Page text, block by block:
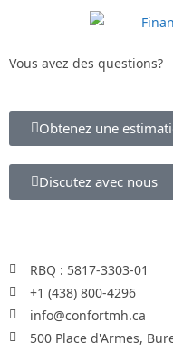
Vous avez des questions?
Obtenez une
Discutez avec nous
RBQ : 5817-3303-01
+1 (438) 800-4296
info@confortmh.ca
500 Place d'Armes,